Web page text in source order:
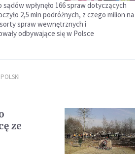
sądów wpłynęło 166 spraw dotyczących
2,5 mln podróżnych, z czego milion na
spraw wewnętrznych i
odbywające się w Polsce
ze